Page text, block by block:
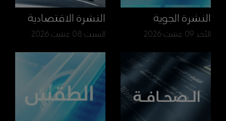
النشرة الجوية
الأحد 09 غشت 2026
النشرة الاقتصادية
السبت 08 غشت 2026